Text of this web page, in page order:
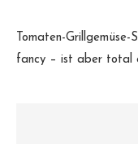
Tomaten-
fancy – ist aber total